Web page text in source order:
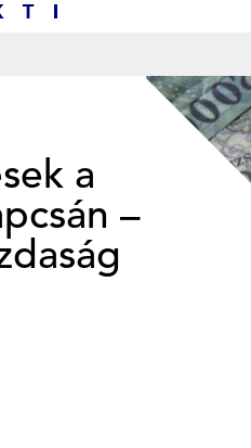
a
–